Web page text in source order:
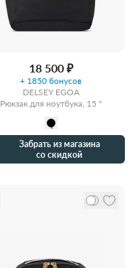
18 500 ₽
+ 1850 бонусов
DELSEY EGOA
Рюкзак для ноутбука, 15 "
Забрать из магазина
со скидкой